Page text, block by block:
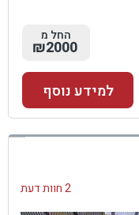
החל מ
₪2000
למידע נוסף
2 חוות דעת